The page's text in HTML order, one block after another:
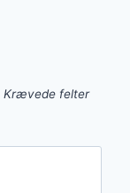
Krævede felter